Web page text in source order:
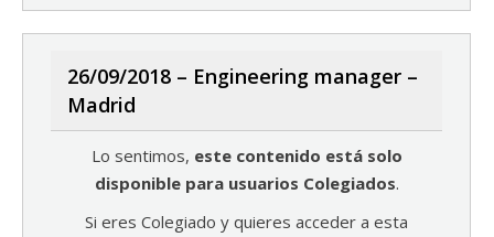
26/09/2018 – Engineering manager –
Madrid
Lo sentimos, este contenido está solo
disponible para usuarios Colegiados.
Si eres Colegiado y quieres acceder a esta